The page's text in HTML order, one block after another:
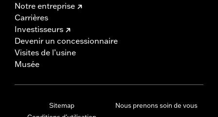
Notre entreprise
Carrières
Investisseurs
Devenir un concessionnaire
Visites de l’usine
Musée
Sitemap
Nous prenons soin de vous